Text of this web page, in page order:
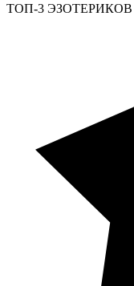
ТОП-3 ЭЗОТЕРИКОВ